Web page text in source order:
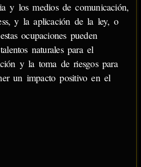
y los medios de comunicación,
y la aplicación de la ley, o
ocupaciones pueden
naturales para el
y la toma de riesgos para
un impacto positivo en el